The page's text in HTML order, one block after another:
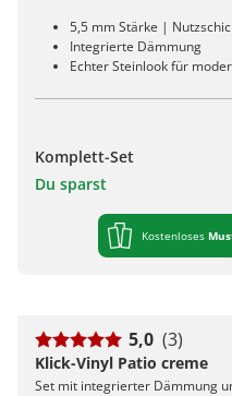
5,5 mm Stärke |
Integrierte Dämmung
Echter Steinlook für
Komplett-Set
Du sparst
Kostenloses
5,0 (3)
Klick-Vinyl Patio creme
Set mit integrierter Dämmung